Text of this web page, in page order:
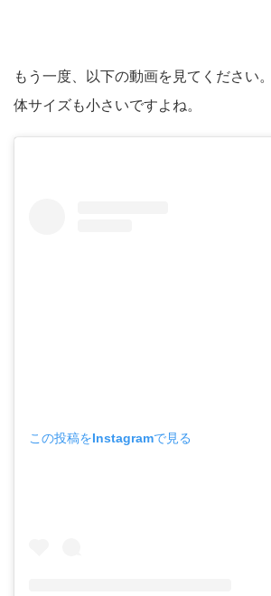
もう一度、以下の動画を見てください
体サイズも小さいですよね。
この投稿をInstagramで見る